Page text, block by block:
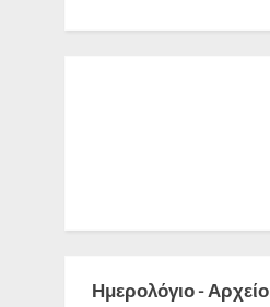
Ημερολόγιο - Αρχείο